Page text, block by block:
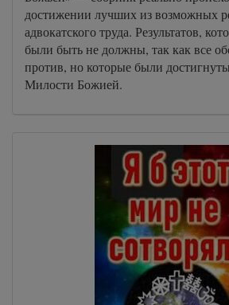
достижении лучших из возможных
адвокатского труда. Результатов,
были быть не должны, так как все
против, но которые были
Милости Божией.